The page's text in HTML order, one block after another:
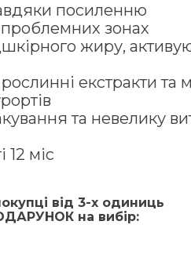
посиленню
проблемних зонах
жиру,
екстракти та
та невелику
12 міс
від 3-х одиниць
на вибір: